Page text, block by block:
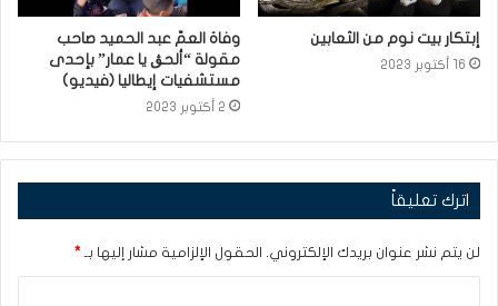
إبتكار بيت نوم من الثعابين
16 أكتوبر 2023
وفاة العمّ عبد الحميد صاحب
مقولة “ألحڨ يا عمار” بإحدى
مستشفيات إيطاليا (فيديو)
2 أكتوبر 2023
اترك تعليقاً
لن يتم نشر عنوان بريدك الإلكتروني. الحقول الإلزامية مشار إليها بـ *